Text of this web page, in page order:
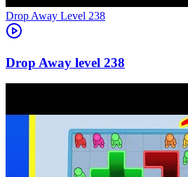
Level 238
238